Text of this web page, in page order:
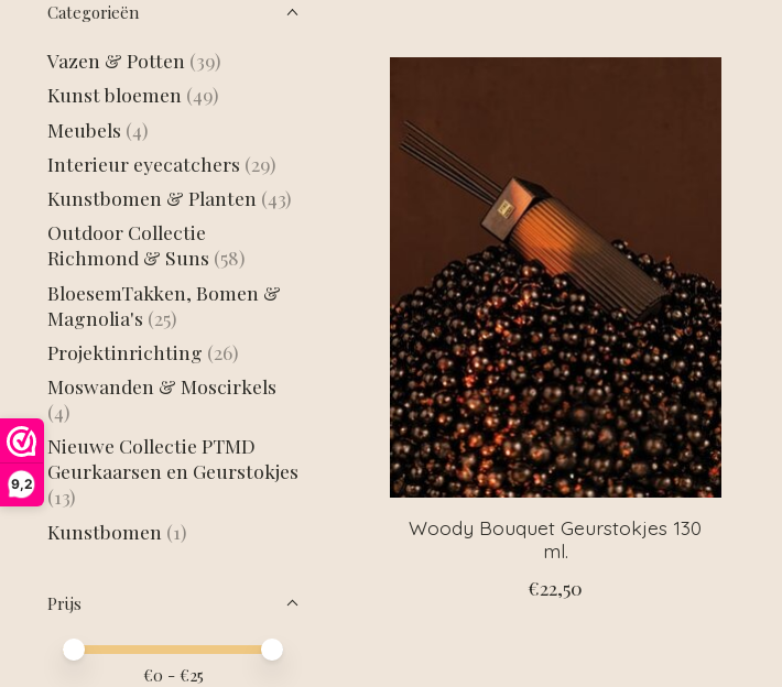
9,2
Categorieën
Vazen & Potten (39)
Kunst bloemen (49)
Meubels (4)
Interieur eyecatchers (29)
Kunstbomen & Planten (43)
Outdoor Collectie
Richmond & Suns (58)
BloesemTakken, Bomen &
Magnolia's (25)
Projektinrichting (26)
Moswanden & Moscirkels
(4)
Nieuwe Collectie PTMD
Geurkaarsen en Geurstokjes
(13)
Kunstbomen (1)
Prijs
Minimale prijswaarde
Price maximum value
€0 - €25
Woody Bouquet Geurstokjes 130
ml.
€22,50